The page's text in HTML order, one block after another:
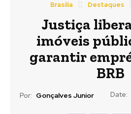
Brasília Destaques
Justiça
imóveis
garantir
BRB
Por: Gonçalves Junior Date: